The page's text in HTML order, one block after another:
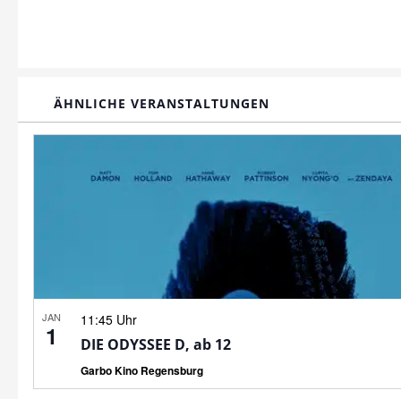
ÄHNLICHE VERANSTALTUNGEN
JAN
1
11:45 Uhr
DIE ODYSSEE D, ab 12
Garbo Kino Regensburg